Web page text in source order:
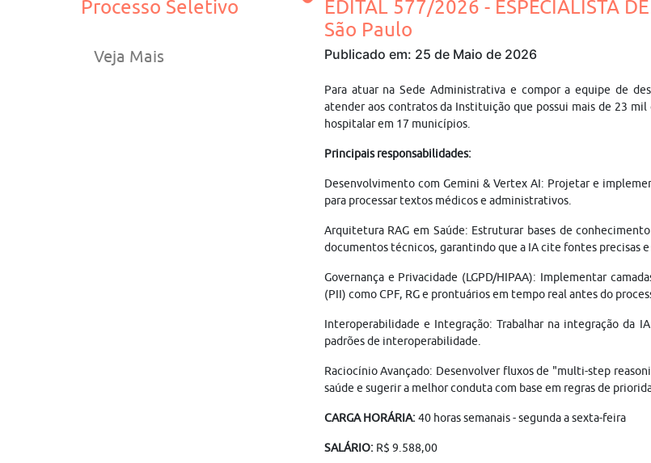
Processo Seletivo
Veja Mais
EDITAL 577/2026 - ESPECIALISTA
São Paulo
Publicado em: 25 de Maio de 2026
Para atuar na Sede Administrativa e compor a equipe de
atender aos contratos da Instituição que possui mais de 23
hospitalar em 17 municípios.
Principais responsabilidades:
Desenvolvimento com Gemini & Vertex AI: Projetar e
para processar textos médicos e administrativos.
Arquitetura RAG em Saúde: Estruturar bases de
documentos técnicos, garantindo que a IA cite fontes precisas
Governança e Privacidade (LGPD/HIPAA): Implementar
(PII) como CPF, RG e prontuários em tempo real antes do
Interoperabilidade e Integração: Trabalhar na integração da
padrões de interoperabilidade.
Raciocínio Avançado: Desenvolver fluxos de "multi-step
saúde e sugerir a melhor conduta com base em regras de
CARGA HORÁRIA:40 horas semanais - segunda a sexta-feira
SALÁRIO:R$ 9.588,00